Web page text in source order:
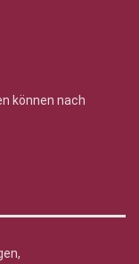
können nach